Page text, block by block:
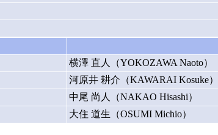
横澤 直人（YOKOZAWA Naoto）
河原井 耕介（KAWARAI Kosuke）
中尾 尚人（NAKAO Hisashi）
大住 道生（OSUMI Michio）